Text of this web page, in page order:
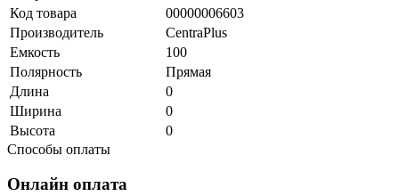
Код товара
00000006603
Производитель
CentraPlus
Емкость
100
Полярность
Прямая
Длина
0
Ширина
0
Высота
0
Способы оплаты
Онлайн оплата